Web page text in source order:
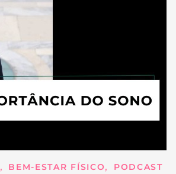
, BEM-ESTAR FÍSICO, PODCAST